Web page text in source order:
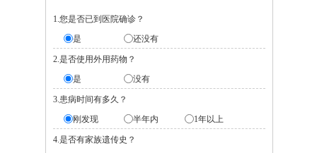
1.您是否已到医院确诊？
是
还没有
2.是否使用外用药物？
是
没有
3.患病时间有多久？
刚发现
半年内 1年以上
4.是否有家族遗传史？